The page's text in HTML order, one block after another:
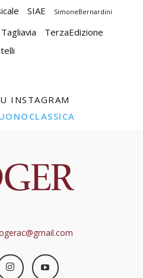
SIAE SimoneBernardini
Tagliavia
TerzaEdizione
INSTAGRAM